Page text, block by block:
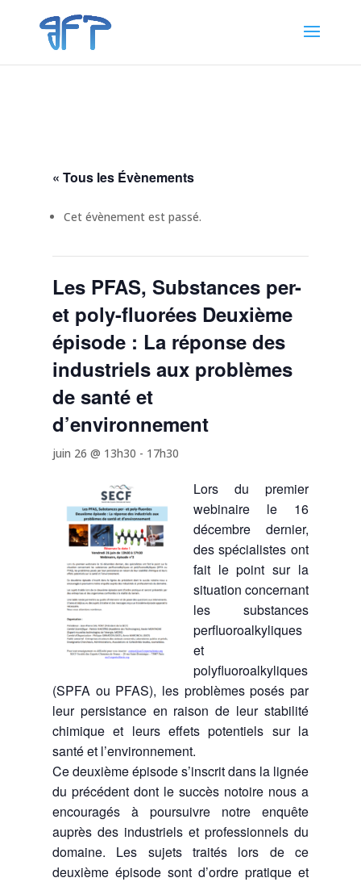
« Tous les Évènements
Cet évènement est passé.
Les PFAS, Substances per-
et poly-fluorées Deuxième
épisode : La réponse des
industriels aux problèmes
de santé et
d’environnement
juin 26 @ 13h30 - 17h30
Lors du premier
webinaire le 16
décembre dernier,
des spécialistes ont
fait le point sur la
situation concernant
les substances
perfluoroalkyliques
et
polyfluoroalkyliques
(SPFA ou PFAS), les problèmes posés par
leur persistance en raison de leur stabilité
chimique et leurs effets potentiels sur la
santé et l’environnement.
Ce deuxième épisode s’inscrit dans la lignée
du précédent dont le succès notoire nous a
encouragés à poursuivre notre enquête
auprès des industriels et professionnels du
domaine. Les sujets traités lors de ce
deuxième épisode sont d’ordre pratique et